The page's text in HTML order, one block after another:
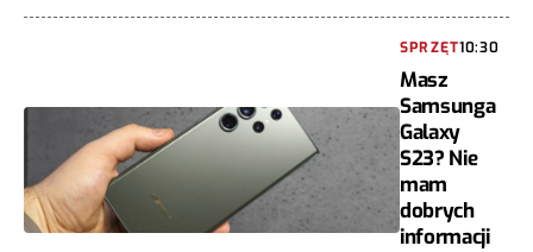
SPRZĘT10:30
Masz
Samsunga
Galaxy
S23? Nie
mam
dobrych
informacji